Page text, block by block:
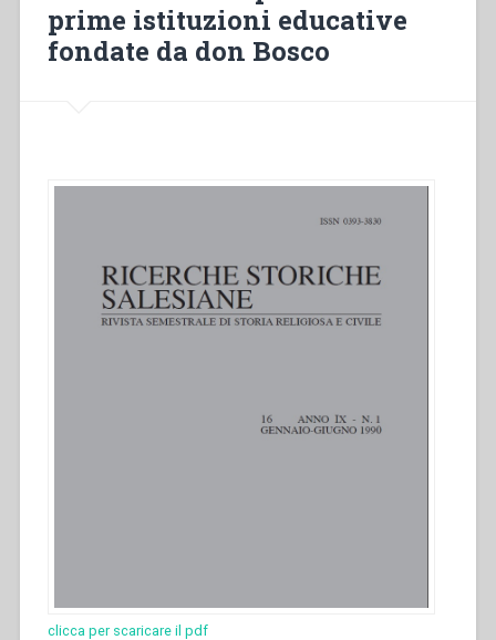
prime istituzioni educative
fondate da don Bosco
clicca per scaricare il pdf